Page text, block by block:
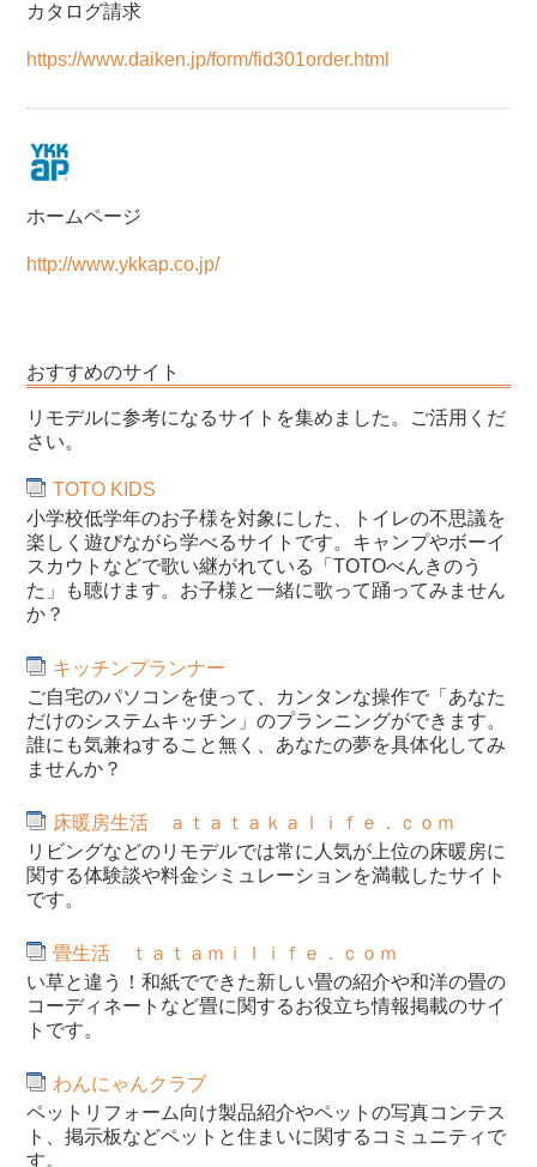
カタログ請求
https://www.daiken.jp/form/fid301order.html
ホームページ
http://www.ykkap.co.jp/
おすすめのサイト
リモデルに参考になるサイトを集めました。ご活用くだ
さい。
TOTO KIDS
小学校低学年のお子様を対象にした、トイレの不思議を
楽しく遊びながら学べるサイトです。キャンプやボーイ
スカウトなどで歌い継がれている「TOTOべんきのう
た」も聴けます。お子様と一緒に歌って踊ってみません
か？
キッチンプランナー
ご自宅のパソコンを使って、カンタンな操作で「あなた
だけのシステムキッチン」のプランニングができます。
誰にも気兼ねすること無く、あなたの夢を具体化してみ
ませんか？
床暖房生活 ａｔａｔａｋａｌｉｆｅ．ｃｏｍ
リビングなどのリモデルでは常に人気が上位の床暖房に
関する体験談や料金シミュレーションを満載したサイト
です。
畳生活 ｔａｔａｍｉｌｉｆｅ．ｃｏｍ
い草と違う！和紙でできた新しい畳の紹介や和洋の畳の
コーディネートなど畳に関するお役立ち情報掲載のサイ
トです。
わんにゃんクラブ
ペットリフォーム向け製品紹介やペットの写真コンテス
ト、掲示板などペットと住まいに関するコミュニティで
す。